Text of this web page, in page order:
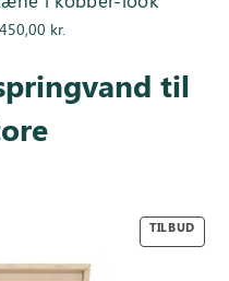
Den
pris var:
kr..
kr.
er:
3.450,00 kr..
til
TILBUD